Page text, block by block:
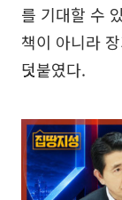
를 기대할 수
책이 아니라
덧붙였다.